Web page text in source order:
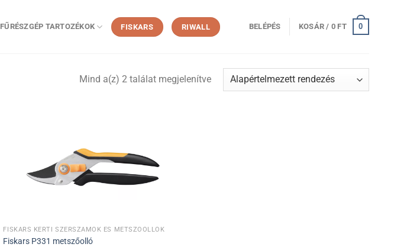
FŰRÉSZGÉP TARTOZÉKOK FISKARS RIWALL BELÉPÉS KOSÁR / 0 FT 0
Mind a(z) 2 találat megjelenítve
FISKARS KERTI SZERSZÁMOK ÉS METSZŐOLLÓK
Fiskars P331 metszőolló